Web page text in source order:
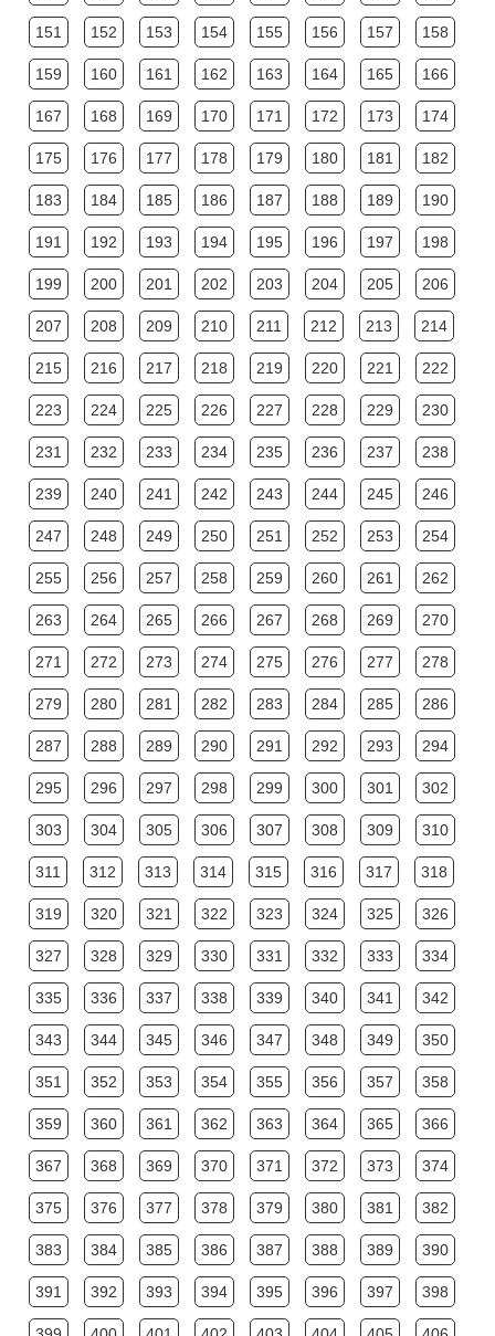
151 152 153 154 155 156 157 158
159 160 161 162 163 164 165 166
167 168 169 170 171 172 173 174
175 176 177 178 179 180 181 182
183 184 185 186 187 188 189 190
191 192 193 194 195 196 197 198
199 200 201 202 203 204 205 206
207 208 209 210 211 212 213 214
215 216 217 218 219 220 221 222
223 224 225 226 227 228 229 230
231 232 233 234 235 236 237 238
239 240 241 242 243 244 245 246
247 248 249 250 251 252 253 254
255 256 257 258 259 260 261 262
263 264 265 266 267 268 269 270
271 272 273 274 275 276 277 278
279 280 281 282 283 284 285 286
287 288 289 290 291 292 293 294
295 296 297 298 299 300 301 302
303 304 305 306 307 308 309 310
311 312 313 314 315 316 317 318
319 320 321 322 323 324 325 326
327 328 329 330 331 332 333 334
335 336 337 338 339 340 341 342
343 344 345 346 347 348 349 350
351 352 353 354 355 356 357 358
359 360 361 362 363 364 365 366
367 368 369 370 371 372 373 374
375 376 377 378 379 380 381 382
383 384 385 386 387 388 389 390
391 392 393 394 395 396 397 398